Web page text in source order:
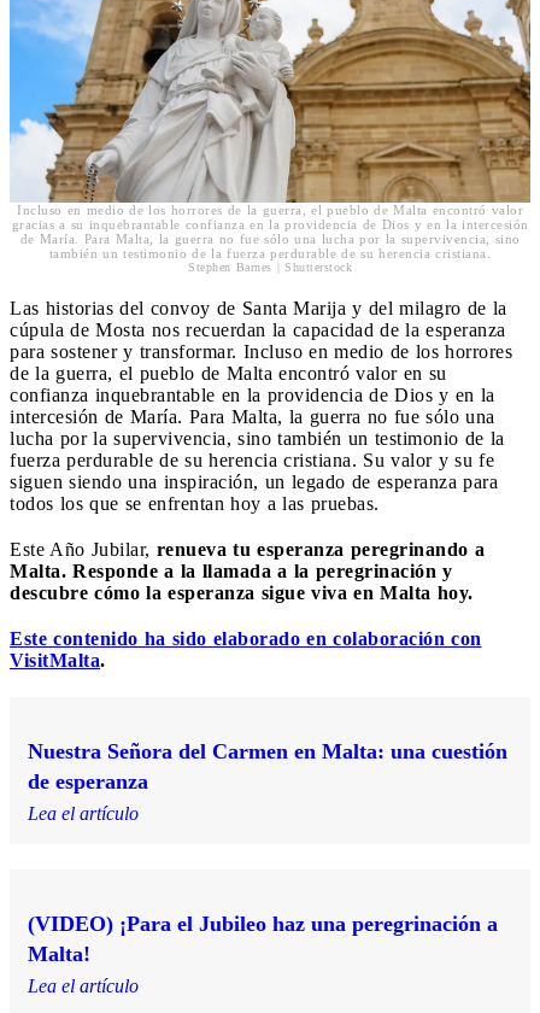
Incluso en medio de los horrores de la guerra, el pueblo de Malta encontró valor
gracias a su inquebrantable confianza en la providencia de Dios y en la intercesión
de María. Para Malta, la guerra no fue sólo una lucha por la supervivencia, sino
también un testimonio de la fuerza perdurable de su herencia cristiana.
Stephen Barnes | Shutterstock
Las historias del convoy de Santa Marija y del milagro de la
cúpula de Mosta nos recuerdan la capacidad de la esperanza
para sostener y transformar. Incluso en medio de los horrores
de la guerra, el pueblo de Malta encontró valor en su
confianza inquebrantable en la providencia de Dios y en la
intercesión de María. Para Malta, la guerra no fue sólo una
lucha por la supervivencia, sino también un testimonio de la
fuerza perdurable de su herencia cristiana. Su valor y su fe
siguen siendo una inspiración, un legado de esperanza para
todos los que se enfrentan hoy a las pruebas.
Este Año Jubilar, renueva tu esperanza peregrinando a
Malta. Responde a la llamada a la peregrinación y
descubre cómo la esperanza sigue viva en Malta hoy.
Este contenido ha sido elaborado en colaboración con
VisitMalta.
Nuestra Señora del Carmen en Malta: una cuestión
de esperanza
Lea el artículo
(VIDEO) ¡Para el Jubileo haz una peregrinación a
Malta!
Lea el artículo